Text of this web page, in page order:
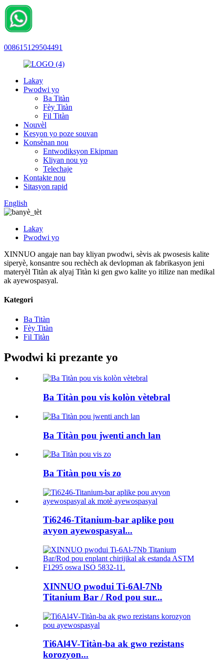
008615129504491
Lakay
Pwodwi yo
Ba Titàn
Fèy Titàn
Fil Titàn
Nouvèl
Kesyon yo poze souvan
Konsènan nou
Entwodiksyon Ekipman
Kliyan nou yo
Telechaje
Kontakte nou
Sitasyon rapid
English
Lakay
Pwodwi yo
XINNUO angaje nan bay kliyan pwodwi, sèvis ak pwosesis kalite
siperyè, konsantre sou rechèch ak devlopman ak fabrikasyon jeni
materyèl Titàn ak alyaj Titàn ki gen gwo kalite yo itilize nan medikal
ak ayewospasyal.
Kategori
Ba Titàn
Fèy Titàn
Fil Titàn
Pwodwi ki prezante yo
Ba Titàn pou vis kolòn vètebral
Ba Titàn pou jwenti anch lan
Ba Titàn pou vis zo
Ti6246-Titanium-bar aplike pou
avyon ayewospasyal...
XINNUO pwodui Ti-6Al-7Nb
Titanium Bar / Rod pou sur...
Ti6Al4V-Titàn-ba ak gwo rezistans
korozyon...